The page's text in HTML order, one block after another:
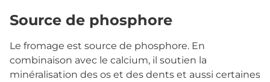
Source de phosphore
Le fromage est source de phosphore. En
combinaison avec le calcium, il soutien la
minéralisation des os et des dents et aussi certaines